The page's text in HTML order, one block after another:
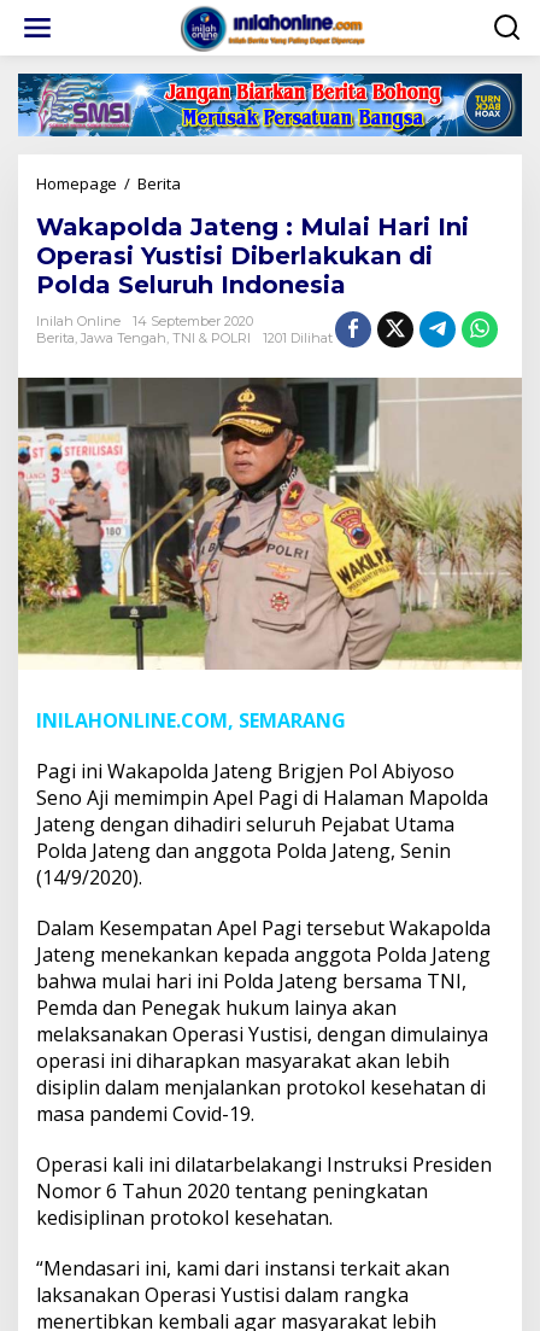
konten
Homepage / Berita
:
Mulai
Hari
Ini
Operasi
Yustisi
di
Seluruh
Indonesia
Wakapolda Jateng : Mulai Hari Ini
Operasi Yustisi Diberlakukan di
Polda Seluruh Indonesia
Inilah Online
14 September 2020
Berita Jawa Tengah TNI & POLRI 1201 Dilihat
INILAHONLINE.COM, SEMARANG
Pagi ini Wakapolda Jateng Brigjen Pol Abiyoso
Seno Aji memimpin Apel Pagi di Halaman Mapolda
Jateng dengan dihadiri seluruh Pejabat Utama
Polda Jateng dan anggota Polda Jateng, Senin
(14/9/2020).
Dalam Kesempatan Apel Pagi tersebut Wakapolda
Jateng menekankan kepada anggota Polda Jateng
bahwa mulai hari ini Polda Jateng bersama TNI,
Pemda dan Penegak hukum lainya akan
melaksanakan Operasi Yustisi, dengan dimulainya
operasi ini diharapkan masyarakat akan lebih
disiplin dalam menjalankan protokol kesehatan di
masa pandemi Covid-19.
Operasi kali ini dilatarbelakangi Instruksi Presiden
Nomor 6 Tahun 2020 tentang peningkatan
kedisiplinan protokol kesehatan.
“Mendasari ini, kami dari instansi terkait akan
laksanakan Operasi Yustisi dalam rangka
menertibkan kembali agar masyarakat lebih